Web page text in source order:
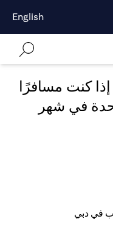
English
كنت مسافرًا
في شهر